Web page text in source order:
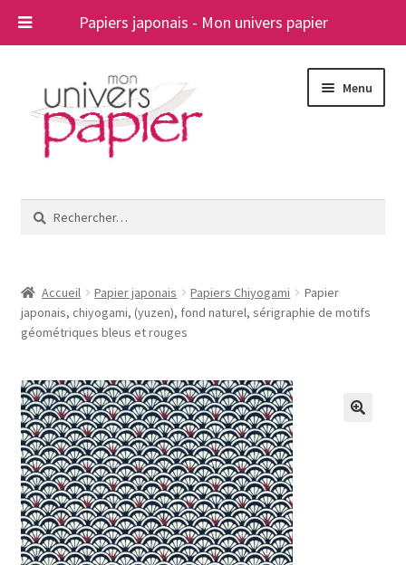
Papiers japonais - Mon univers papier
navigation
contenu
Menu
le
A propos
Contact
Rechercher :
Accueil Papier japonais Papiers Chiyogami
Papier
japonais, chiyogami, (yuzen), fond naturel, sérigraphie de motifs
géométriques bleus et rouges